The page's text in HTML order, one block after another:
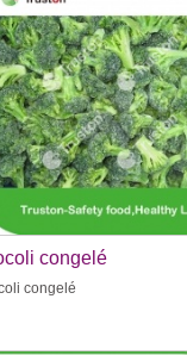
congelé
congelé